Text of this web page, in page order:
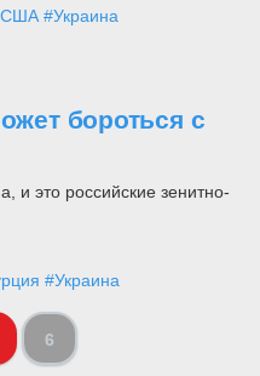
#Украина
бороться с
и это российские зенитно-
#Украина
6